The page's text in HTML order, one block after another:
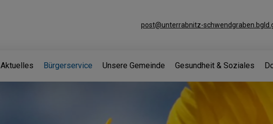
post@unterrabnitz-
Aktuelles Bürgerservice Unsere Gemeinde Gesundheit & Soziales